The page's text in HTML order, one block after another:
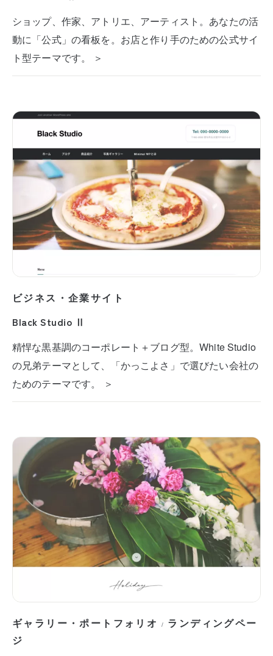
ショップ、作家、アトリエ、アーティスト。あなたの活
動に「公式」の看板を。お店と作り手のための公式サイ
ト型テーマです。 ＞
ビジネス・企業サイト
Black Studio Ⅱ
精悍な黒基調のコーポレート＋ブログ型。White Studio
の兄弟テーマとして、「かっこよさ」で選びたい会社の
ためのテーマです。 ＞
ギャラリー・ポートフォリオ / ランディングペー
ジ